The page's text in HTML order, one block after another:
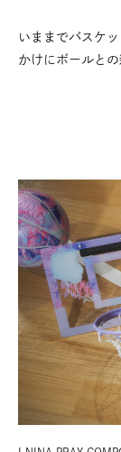
いままでバスケ
かけにボールとの